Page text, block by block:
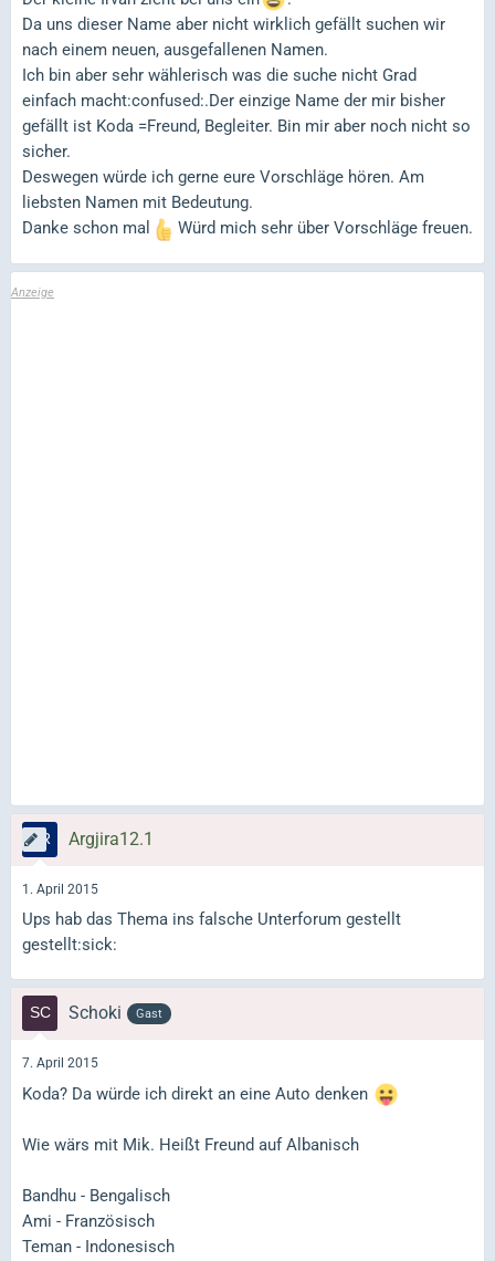
Da uns dieser Name aber nicht wirklich gefällt suchen wir
nach einem neuen, ausgefallenen Namen.
Ich bin aber sehr wählerisch was die suche nicht Grad
einfach macht:confused:.Der einzige Name der mir bisher
gefällt ist Koda =Freund, Begleiter. Bin mir aber noch nicht so
sicher.
Deswegen würde ich gerne eure Vorschläge hören. Am
liebsten Namen mit Bedeutung.
Danke schon mal
Würd mich sehr über Vorschläge freuen.
Argjira12.1
1. April 2015
Ups hab das Thema ins falsche Unterforum gestellt
gestellt:sick:
Schoki Gast
7. April 2015
Koda? Da würde ich direkt an eine Auto denken
Wie wärs mit Mik. Heißt Freund auf Albanisch
Bandhu - Bengalisch
Ami - Französisch
Teman - Indonesisch